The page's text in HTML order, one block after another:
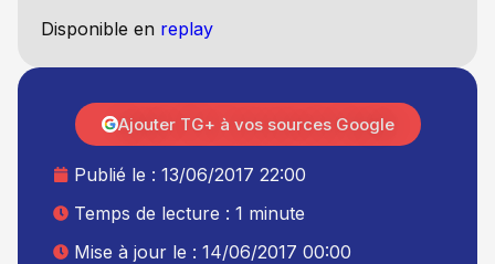
Disponible en replay
Publié le : 13/06/2017 22:00
Temps de lecture : 1 minute
Mise à jour le : 14/06/2017 00:00
Ajouter TG+ à vos sources Google